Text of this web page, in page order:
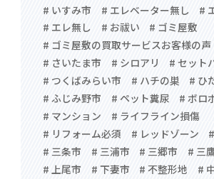
# いすみ市
# エレベーター無し
#
# エレ無し
# お祓い
# ゴミ屋敷
# ゴミ屋敷の買取サービスお客様の声
# さいたま市
# シロアリ
# セット
# つくばみらい市
# ハチの巣
# ひ
# ふじみ野市
# ペット糞尿
# ボロ
# マンション
# ライフライン損傷
# リフォーム必須
# レッドゾーン
# 三条市
# 三浦市 # 三郷市
# 三
# 上尾市
# 下妻市 # 不整形地
#